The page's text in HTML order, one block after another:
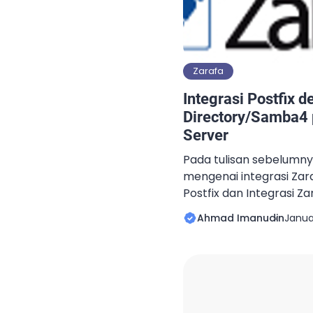
[…]
Zarafa
Integrasi Postfix
Directory/
Server
Pada tulisan
mengenai integrasi
Postfix dan Integrasi
Directory Samba4.
judul yang ditulis
Ahmad Imanudin